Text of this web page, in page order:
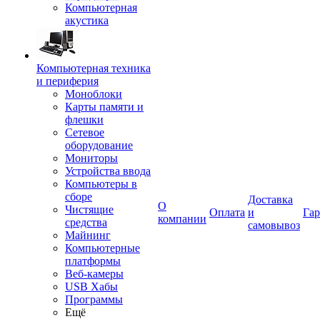
Компьютерная
акустика
Компьютерная техника
и периферия
Моноблоки
Карты памяти и
флешки
Сетевое
оборудование
Мониторы
Устройства ввода
Компьютеры в
сборе
Чистящие
средства
Майнинг
Компьютерные
платформы
Веб-камеры
USB Хабы
Программы
Ещё
О
компании
Оплата
Доставка
и
самовывоз